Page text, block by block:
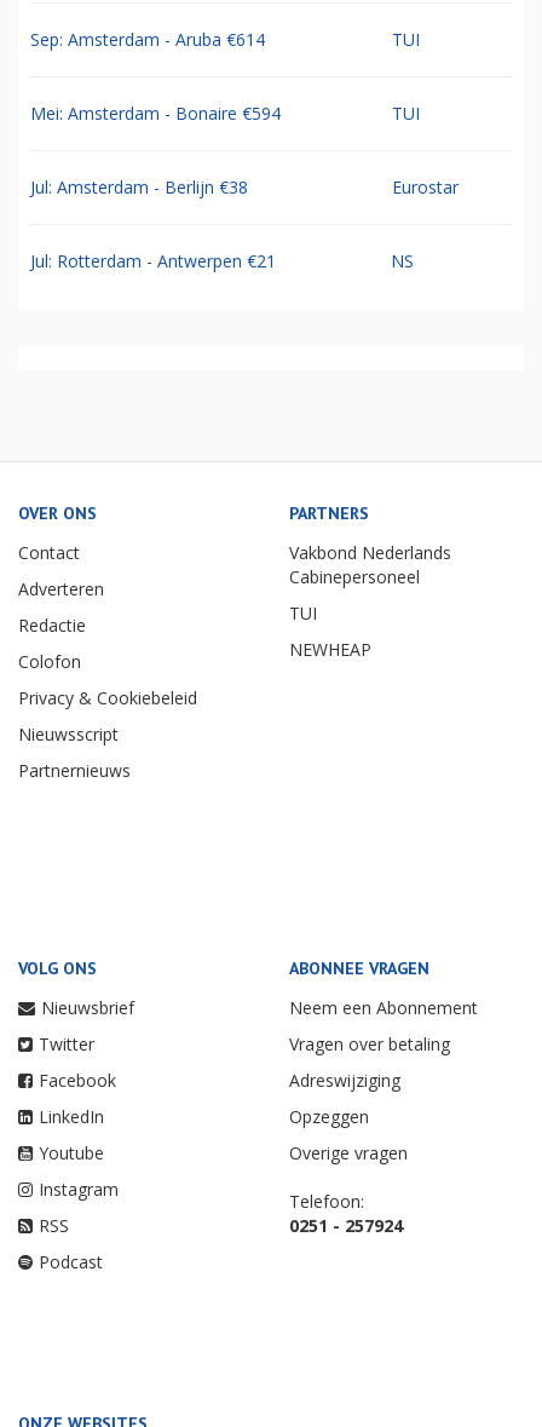
Sep: Amsterdam - Aruba €614 TUI
Mei: Amsterdam - Bonaire €594 TUI
Jul: Amsterdam - Berlijn €38 Eurostar
Jul: Rotterdam - Antwerpen €21 NS
OVER ONS
Contact
Adverteren
Redactie
Colofon
Privacy & Cookiebeleid
Nieuwsscript
Partnernieuws
PARTNERS
Vakbond Nederlands
Cabinepersoneel
TUI
NEWHEAP
VOLG ONS
Nieuwsbrief
Twitter
Facebook
LinkedIn
Youtube
Instagram
RSS
Podcast
ABONNEE VRAGEN
Neem een Abonnement
Vragen over betaling
Adreswijziging
Opzeggen
Overige vragen
Telefoon:
0251 - 257924